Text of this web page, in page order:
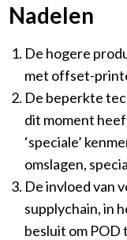
Nadelen
De hogere
met offset-
De beperkte
dit moment
‘speciale’
omslagen,
De invloed van
supplychain, in
besluit om POD